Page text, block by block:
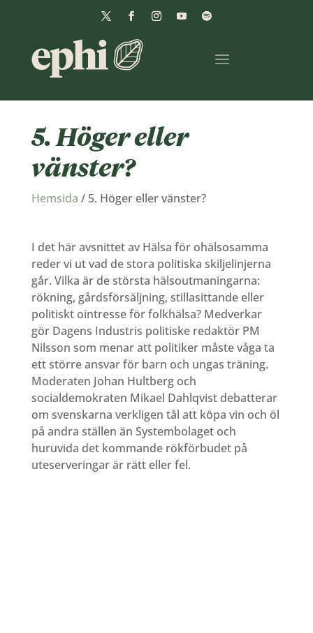
5. Höger eller
vänster?
Hemsida / 5. Höger eller vänster?
I det här avsnittet av Hälsa för ohälsosamma
reder vi ut vad de stora politiska skiljelinjerna
går. Vilka är de största hälsoutmaningarna:
rökning, gårdsförsäljning, stillasittande eller
politiskt ointresse för folkhälsa? Medverkar
gör Dagens Industris politiske redaktör PM
Nilsson som menar att politiker måste våga ta
ett större ansvar för barn och ungas träning.
Moderaten Johan Hultberg och
socialdemokraten Mikael Dahlqvist debatterar
om svenskarna verkligen tål att köpa vin och öl
på andra ställen än Systembolaget och
huruvida det kommande rökförbudet på
uteserveringar är rätt eller fel.